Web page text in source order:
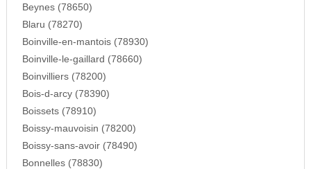
Beynes (78650)
Blaru (78270)
Boinville-en-mantois (78930)
Boinville-le-gaillard (78660)
Boinvilliers (78200)
Bois-d-arcy (78390)
Boissets (78910)
Boissy-mauvoisin (78200)
Boissy-sans-avoir (78490)
Bonnelles (78830)